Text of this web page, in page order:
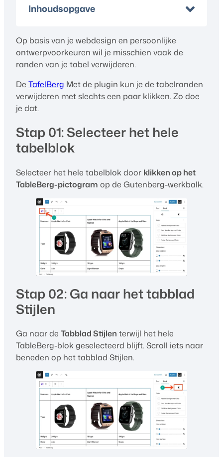
Inhoudsopgave
Op basis van je webdesign en persoonlijke
ontwerpvoorkeuren wil je misschien vaak de
randen van je tabel verwijderen.
De TafelBerg Met de plugin kun je de tabelranden
verwijderen met slechts een paar klikken. Zo doe
je dat.
Stap 01: Selecteer het hele
tabelblok
Selecteer het hele tabelblok door klikken op het
TableBerg-pictogram op de Gutenberg-werkbalk.
Stap 02: Ga naar het tabblad
Stijlen
Ga naar de Tabblad Stijlen terwijl het hele
TableBerg-blok geselecteerd blijft. Scroll iets naar
beneden op het tabblad Stijlen.